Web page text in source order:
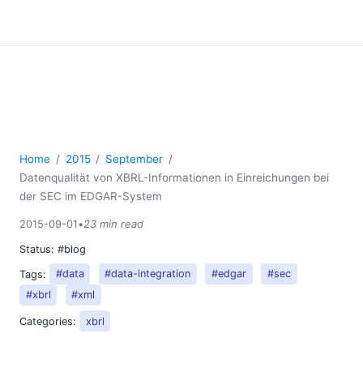
Home 2015
September
Datenqualität von XBRL-Informationen in Einreichungen bei
der SEC im EDGAR-System
2015-09-01•23 min read
Status: #blog
Tags:
#data #data-integration #edgar
#sec
#xbrl
#xml
Categories: xbrl